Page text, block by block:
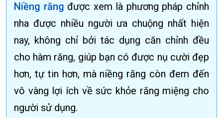
Niềng răng được xem là phương pháp chỉnh
nha được nhiều người ưa chuộng nhất hiện
nay, không chỉ bởi tác dụng căn chỉnh đều
cho hàm răng, giúp bạn có được nụ cười đẹp
hơn, tự tin hơn, mà niềng răng còn đem đến
vô vàng lợi ích về sức khỏe răng miệng cho
người sử dụng.